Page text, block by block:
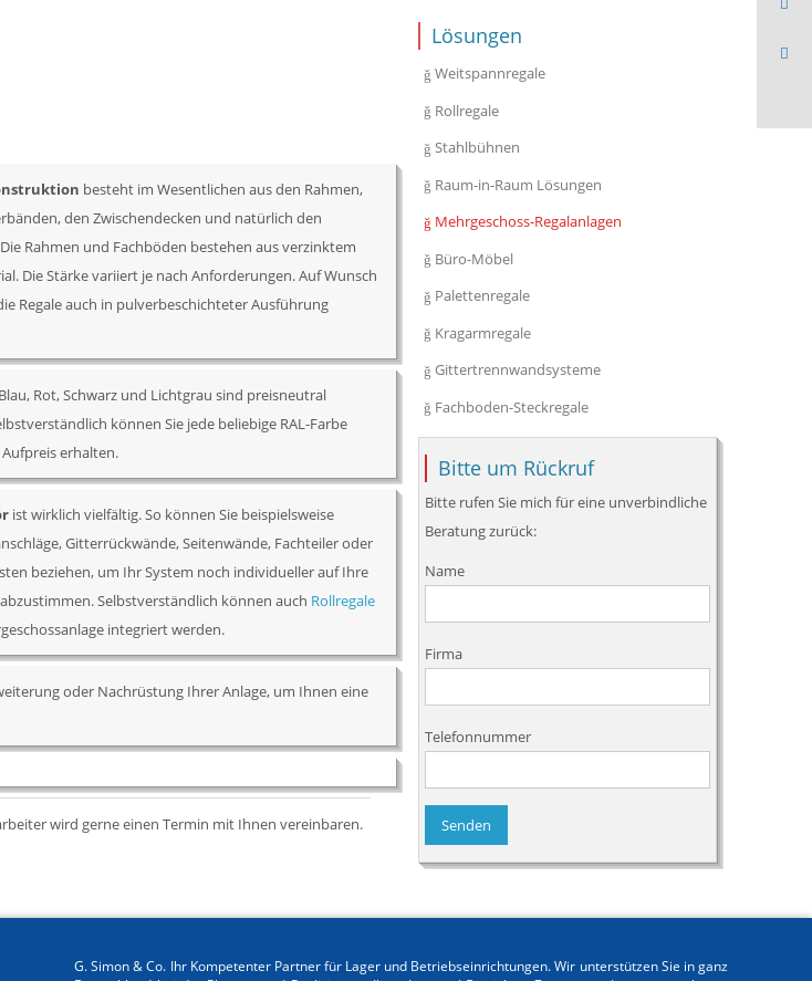
besteht im Wesentlichen aus den Rahmen,
den Zwischendecken und natürlich den
Rahmen und Fachböden bestehen aus verzinktem
Die Stärke variiert je nach Anforderungen. Auf Wunsch
Regale auch in pulverbeschichteter Ausführung
Blau, Rot, Schwarz und Lichtgrau sind preisneutral
können Sie jede beliebige RAL-Farbe
erhalten.
ist wirklich vielfältig. So können Sie beispielsweise
Gitterrückwände, Seitenwände, Fachteiler oder
beziehen, um Ihr System noch individueller auf Ihre
Selbstverständlich können auch Rollregale
integriert werden.
oder Nachrüstung Ihrer Anlage, um Ihnen eine
wird gerne einen Termin mit Ihnen vereinbaren.
Lösungen
Weitspannregale
Rollregale
Stahlbühnen
Raum-in-Raum Lösungen
Mehrgeschoss-Regalanlagen
Büro-Möbel
Palettenregale
Kragarmregale
Gittertrennwandsysteme
Fachboden-Steckregale
Bitte um Rückruf
Bitte rufen Sie mich für eine unverbindliche
Beratung zurück:
Name
Firma
Telefonnummer
G. Simon & Co. Ihr Kompetenter Partner für Lager und Betriebseinrichtungen. Wir unterstützen Sie in ganz